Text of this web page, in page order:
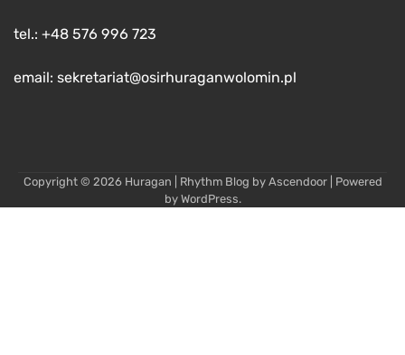
tel.: +48 576 996 723
email: sekretariat@osirhuraganwolomin.pl
Copyright © 2026 Huragan | Rhythm Blog by Ascendoor| Powered
by WordPress.